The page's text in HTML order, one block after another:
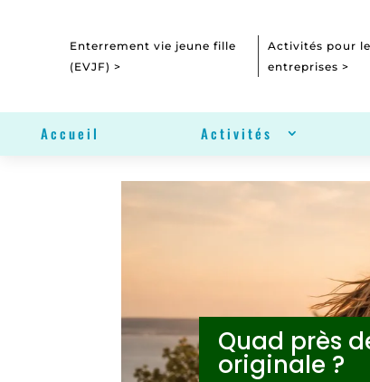
Enterrement vie jeune fille
(EVJF) >
Activités pour
entreprises >
Accueil Activités
Quad près
originale ?